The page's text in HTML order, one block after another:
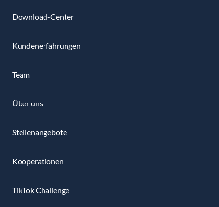
Download-Center
Kundenerfahrungen
Team
Über uns
Stellenangebote
Kooperationen
TikTok Challenge